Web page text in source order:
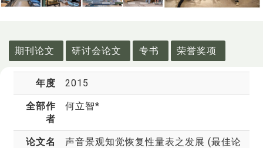
期刊论文
研讨会论文 专书 荣誉奖项
年度 2015
全部作
者
何立智*
论文名
声音景观知觉恢复性量表之发展 (最佳论